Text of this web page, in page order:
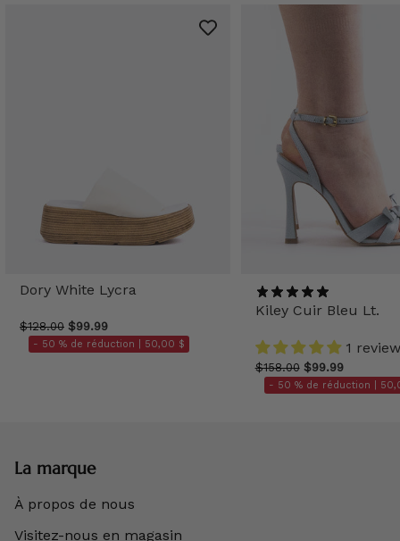
Dory White Lycra
$128.00 $99.99
- 50 % de réduction | 50,00 $
Kiley Cuir Bleu Lt.
1 review
$158.00 $99.99
- 50 % de réduction |
La marque
À propos de nous
Visitez-nous en magasin